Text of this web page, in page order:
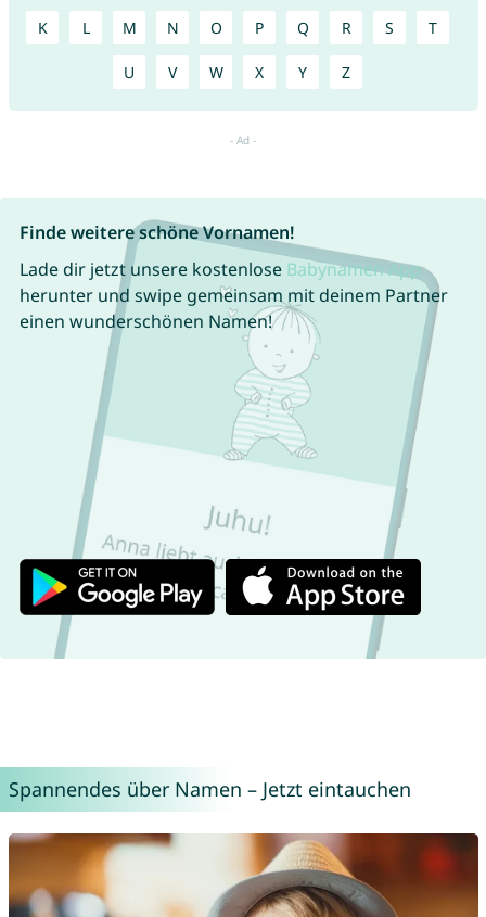
K L M N O P Q R S T
U V W X Y Z
Finde weitere schöne Vornamen!
Lade dir jetzt unsere kostenlose Babynamen App
herunter und swipe gemeinsam mit deinem Partner
einen wunderschönen Namen!
Spannendes über Namen – Jetzt eintauchen